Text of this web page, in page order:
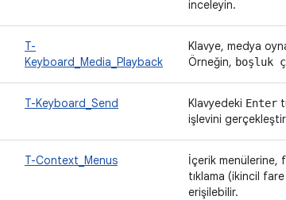
inceleyin.
T-
Keyboard_Media_Playback
Klavye, medya
Örneğin, boşluk
T-Keyboard_Send Klavyedeki Enter
işlevini
T-Context_Menus
İçerik menülerine,
tıklama (ikincil
erişilebilir.